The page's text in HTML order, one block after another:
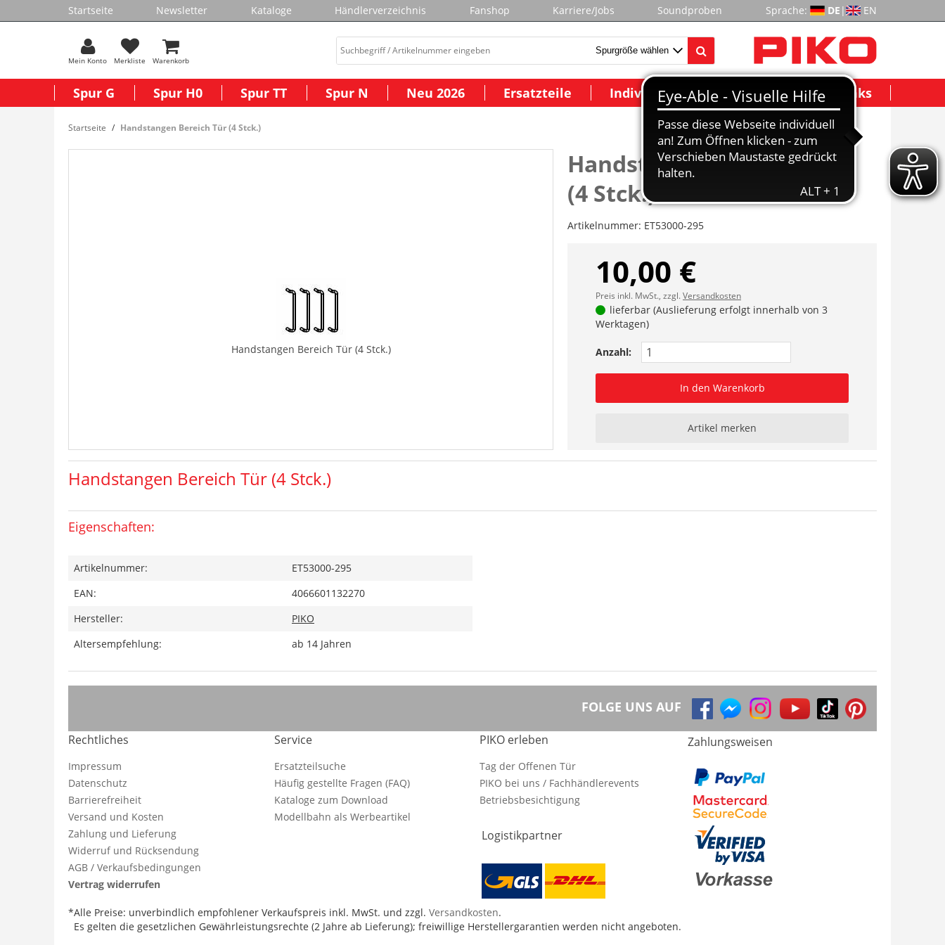
Startseite Newsletter Kataloge Händlerverzeichnis Fanshop Karriere/Jobs Soundproben Sprache: DE | EN
Mein Konto Merkliste Warenkorb
Spur G Spur H0 Spur TT Spur N Neu 2026 Ersatzteile Individuelle Modelle Wichtige Links
Startseite Handstangen Bereich Tür (4 Stck.)
Handstangen Bereich Tür (4 Stck.)
Handstangen Bereich Tür
(4 Stck.)
Artikelnummer: ET53000-295
10,00 €
Preis inkl. MwSt., zzgl.Versandkosten
lieferbar (Auslieferung erfolgt innerhalb von 3
Werktagen)
Anzahl:
In den Warenkorb
Artikel merken
Handstangen Bereich Tür (4 Stck.)
Eigenschaften:
Artikelnummer:
ET53000-295
EAN:
4066601132270
Hersteller:
PIKO
Altersempfehlung:
ab 14 Jahren
FOLGE UNS AUF
Rechtliches
Impressum
Datenschutz
Barrierefreiheit
Versand und Kosten
Zahlung und Lieferung
Widerruf und Rücksendung
AGB / Verkaufsbedingungen
Vertrag widerrufen
Service
Ersatzteilsuche
Häufig gestellte Fragen (FAQ)
Kataloge zum Download
Modellbahn als Werbeartikel
PIKO erleben
Tag der Offenen Tür
PIKO bei uns / Fachhändlerevents
Betriebsbesichtigung
Logistikpartner
Zahlungsweisen
*Alle Preise: unverbindlich empfohlener Verkaufspreis inkl. MwSt. und zzgl. Versandkosten.
Es gelten die gesetzlichen Gewährleistungsrechte (2 Jahre ab Lieferung); freiwillige Herstellergarantien werden nicht angeboten.